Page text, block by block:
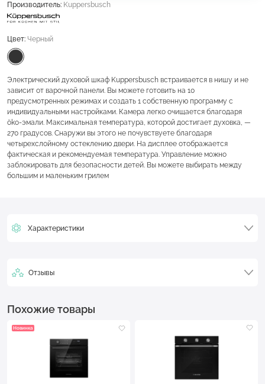
Производитель: Kuppersbusch
Цвет: Черный
Электрический духовой шкаф Kuppersbusch встраивается в нишу и не
зависит от варочной панели. Вы можете готовить на 10
предусмотренных режимах и создать 1 собственную программу с
индивидуальными настройками. Камера легко очищается благодаря
öko-эмали. Максимальная температура, которой достигает духовка, —
270 градусов. Снаружи вы этого не почувствуете благодаря
четырехслойному остеклению двери. На дисплее отображается
фактическая и рекомендуемая температура. Управление можно
заблокировать для безопасности детей. Вы можете выбирать между
большим и маленьким грилем
Характеристики
Отзывы
Похожие товары
Новинка